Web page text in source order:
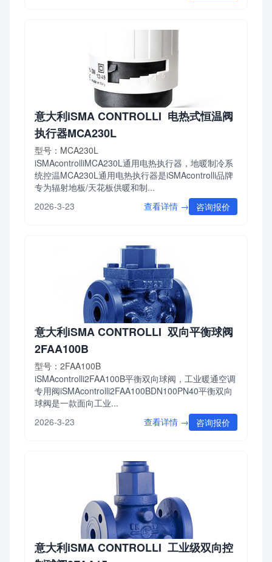
意大利iSMA CONTROLLI 电热式恒温阀
执行器MCA230L
型号：MCA230L
iSMAcontrolliMCA230L通用电热执行器，地暖制冷系
统控温MCA230L通用电热执行器是iSMAcontrolli品牌
专为辐射地板/天花板供暖和制...
2026-3-23
查看详情 → 咨询报价
意大利iSMA CONTROLLI 双向平衡球阀
2FAA100B
型号：2FAA100B
iSMAcontrolli2FAA100B平衡双向球阀，工业暖通空调
专用阀iSMAcontrolli2FAA100BDN100PN40平衡双向
球阀是一款面向工业...
2026-3-23
查看详情 → 咨询报价
意大利iSMA CONTROLLI 工业级双向控